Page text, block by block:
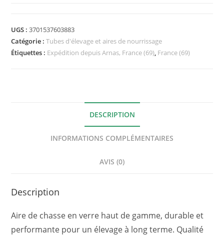
en
Verre
avec
UGS :3701537603883
Catégorie :Tubes d'élevage et aires de nourrissage
Étiquettes : Expédition depuis Arnas, France (69), France (69)
DESCRIPTION
INFORMATIONS COMPLÉMENTAIRES
AVIS (0)
Description
Aire de chasse en verre haut de gamme, durable et
performante pour un élevage à long terme. Qualité